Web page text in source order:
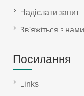
Надіслати запит
Зв'яжіться з нами
Посилання
Links